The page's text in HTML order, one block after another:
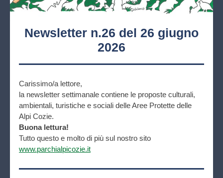
Newsletter n.26 del 26 giugno
2026
Carissimo/a lettore,
la newsletter settimanale contiene le proposte culturali,
ambientali, turistiche e sociali delle Aree Protette delle
Alpi Cozie.
Buona lettura!
Tutto questo e molto di più sul nostro sito
www.parchialpicozie.it